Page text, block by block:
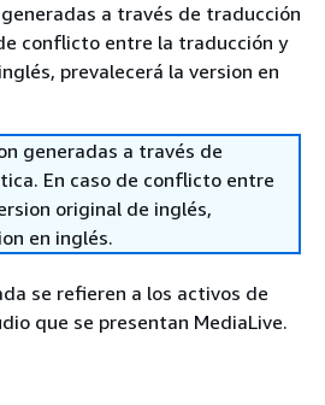
a través de traducción
conflicto entre la traducción y
prevalecerá la version en
generadas a través de
En caso de conflicto entre
original de inglés,
en inglés.
se refieren a los activos de
que se presentan MediaLive.